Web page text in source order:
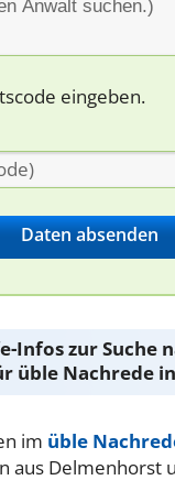
eingeben.
Infos zur Suche
üble Nachrede
im üble
aus Delmenhorst